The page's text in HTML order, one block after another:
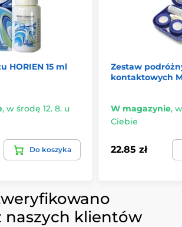
HORIEN 15 ml
, w środę 12. 8. u
Do koszyka
Zestaw
kontaktowych
W magazynie,
Ciebie
22.85 zł
naszych klientów